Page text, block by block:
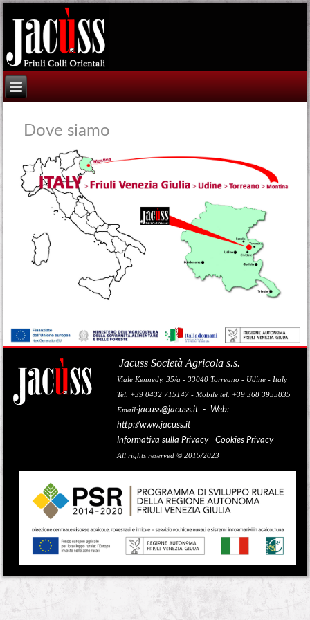
Dove siamo
Jacuss Società Agricola s.s.
Viale Kennedy, 35/a - 33040 Torreano - Udine - Italy
Tel. +39 0432 715147 - Mobile tel. +39 368 3955835
Email:jacuss@jacuss.it - Web:
http://www.jacuss.it
Informativa sulla Privacy-Cookies Privacy
All rights reserved © 2015/2023